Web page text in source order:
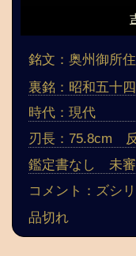
銘文：奥州御所
裏銘：昭和五十
時代：現代
刃長：75.8cm
鑑定書なし 未
コメント：ズシ
品切れ